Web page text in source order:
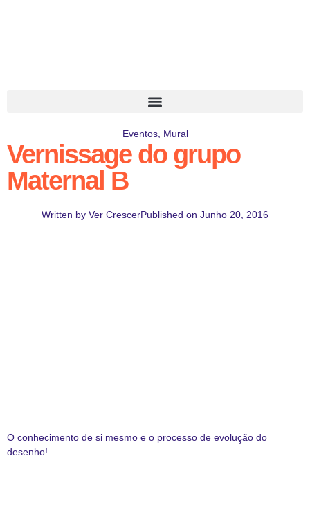
Eventos, Mural
Vernissage do grupo
Maternal B
Written by Ver CrescerPublished on Junho 20, 2016
O conhecimento de si mesmo e o processo de evolução do
desenho!